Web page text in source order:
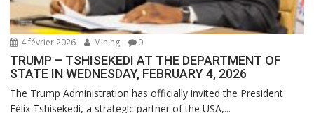
4 février 2026 Mining 0
TRUMP – TSHISEKEDI AT THE DEPARTMENT OF
STATE IN WEDNESDAY, FEBRUARY 4, 2026
The Trump Administration has officially invited the President
Félix Tshisekedi, a strategic partner of the USA,...